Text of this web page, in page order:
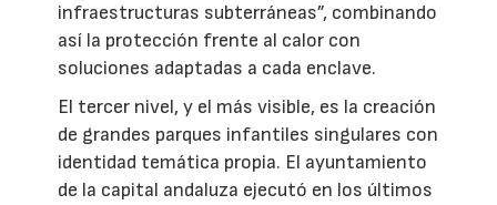
infraestructuras subterráneas”, combinando
así la protección frente al calor con
soluciones adaptadas a cada enclave.
El tercer nivel, y el más visible, es la creación
de grandes parques infantiles singulares con
identidad temática propia. El ayuntamiento
de la capital andaluza ejecutó en los últimos